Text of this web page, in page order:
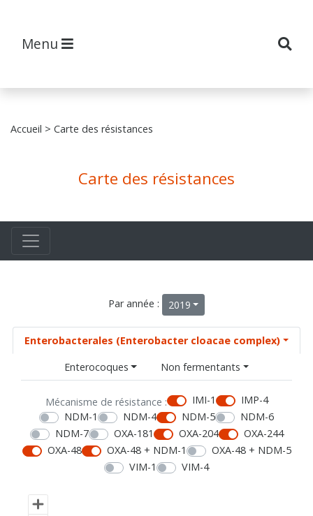
Menu
Accueil > Carte des résistances
Carte des résistances
Par année : 2019
Enterobacterales (Enterobacter cloacae complex)
Enterocoques
Non fermentants
Mécanisme de résistance : IMI-1
IMP-4
NDM-1
NDM-4 NDM-5
NDM-6
NDM-7
OXA-181 OXA-204
OXA-244
OXA-48
OXA-48 + NDM-1
OXA-48 + NDM-5
VIM-1
VIM-4